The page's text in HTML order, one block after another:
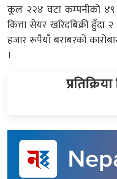
कूल २२४ वटा कम्पनीको
कित्ता सेयर खरिदबिक्री
हजार रूपैयाँ बराबरको
।